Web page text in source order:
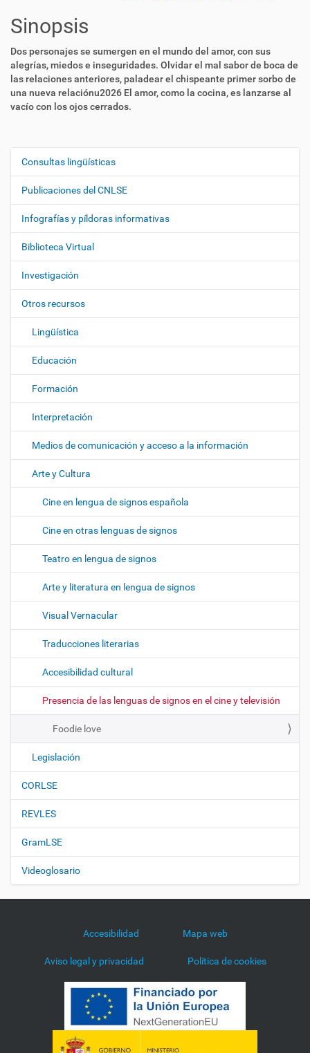
Sinopsis
Dos personajes se sumergen en el mundo del amor, con sus
alegrías, miedos e inseguridades. Olvidar el mal sabor de boca de
las relaciones anteriores, paladear el chispeante primer sorbo de
una nueva relaciónu2026 El amor, como la cocina, es lanzarse al
vacío con los ojos cerrados.
N
e
g
a
c
i
ó
n
Consultas lingüísticas
Publicaciones del CNLSE
Infografías y píldoras informativas
Biblioteca Virtual
Investigación
Otros recursos
Lingüística
Educación
Formación
Interpretación
Medios de comunicación y acceso a la información
Arte y Cultura
Cine en lengua de signos española
Cine en otras lenguas de signos
Teatro en lengua de signos
Arte y literatura en lengua de signos
Visual Vernacular
Traducciones literarias
Accesibilidad cultural
Presencia de las lenguas de signos en el cine y televisión
Foodie love
Legislación
CORLSE
REVLES
GramLSE
Videoglosario
Accesibilidad Mapa web
Aviso legal y privacidad Política de cookies